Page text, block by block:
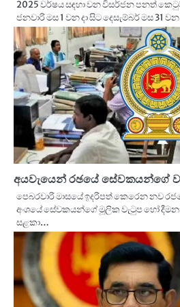
2025 වර්ෂය සඳහා වන විසර්ජන පනත්
ජනවාරි මස 1 වන දා සිට දෙසැම්බර් මස 31
අයවැයෙන් රඡයේ සේවකයන්ගේ
පෙබරවාරි මාසයේ ඉදරිපත් කෙරෙන නව
අංශයේ සේවකයන්ගේ මූලික වැටුප හෝ
සළකා…